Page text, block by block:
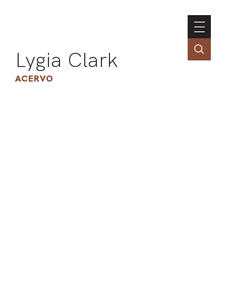
Lygia Clark
ACERVO